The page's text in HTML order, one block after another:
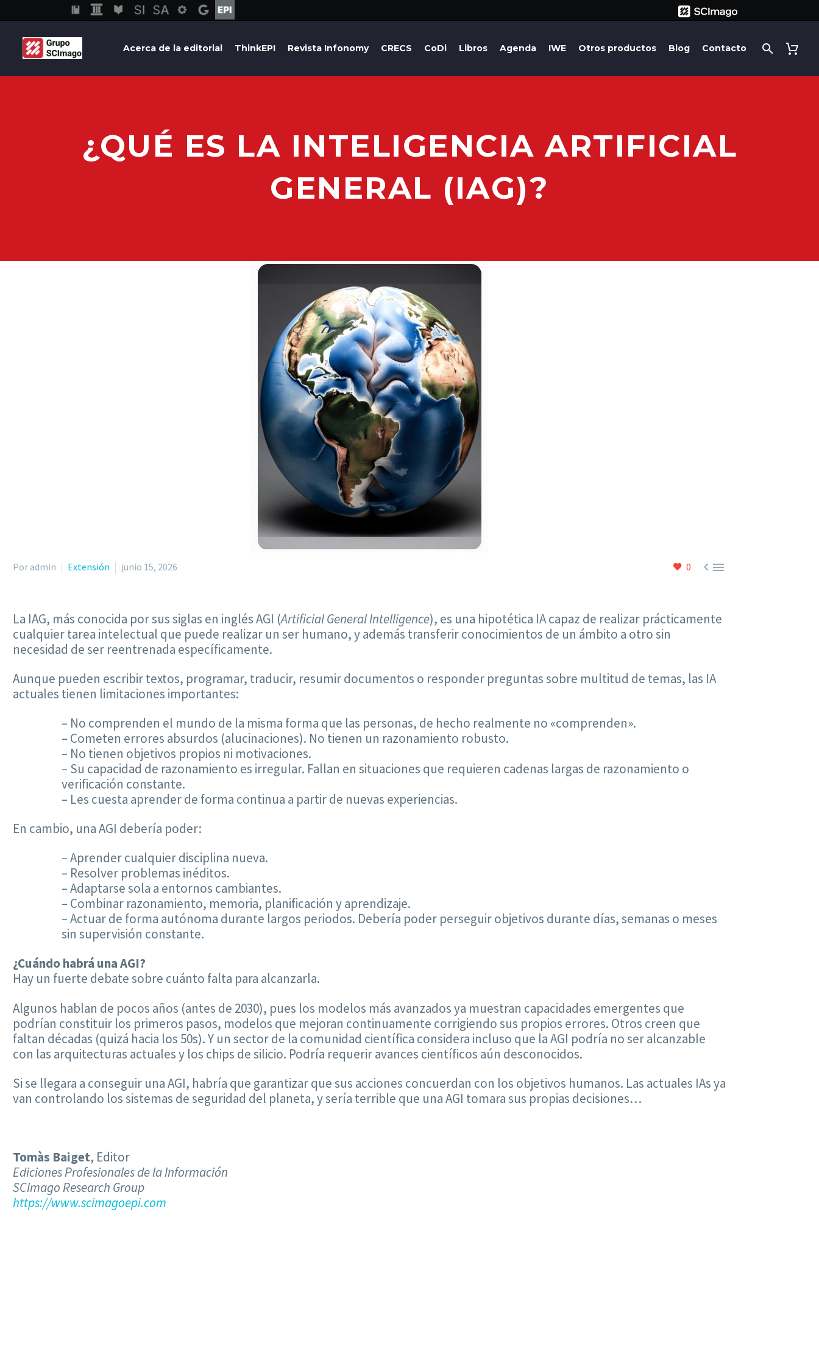
Acerca de la editorial ThinkEPI Revista Infonomy CRECS CoDi Libros Agenda IWE Otros productos Blog Contacto
¿QUÉ ES LA INTELIGENCIA ARTIFICIAL
GENERAL (IAG)?
0 
Por admin Extensión junio 15, 2026
La IAG, más conocida por sus siglas en inglés AGI (Artificial General Intelligence), es una hipotética IA capaz de realizar prácticamente
cualquier tarea intelectual que puede realizar un ser humano, y además transferir conocimientos de un ámbito a otro sin
necesidad de ser reentrenada específicamente.
Aunque pueden escribir textos, programar, traducir, resumir documentos o responder preguntas sobre multitud de temas, las IA
actuales tienen limitaciones importantes:
– No comprenden el mundo de la misma forma que las personas, de hecho realmente no «comprenden».
– Cometen errores absurdos (alucinaciones). No tienen un razonamiento robusto.
– No tienen objetivos propios ni motivaciones.
– Su capacidad de razonamiento es irregular. Fallan en situaciones que requieren cadenas largas de razonamiento o
verificación constante.
– Les cuesta aprender de forma continua a partir de nuevas experiencias.
En cambio, una AGI debería poder:
– Aprender cualquier disciplina nueva.
– Resolver problemas inéditos.
– Adaptarse sola a entornos cambiantes.
– Combinar razonamiento, memoria, planificación y aprendizaje.
– Actuar de forma autónoma durante largos periodos. Debería poder perseguir objetivos durante días, semanas o meses
sin supervisión constante.
¿Cuándo habrá una AGI?
Hay un fuerte debate sobre cuánto falta para alcanzarla.
Algunos hablan de pocos años (antes de 2030), pues los modelos más avanzados ya muestran capacidades emergentes que
podrían constituir los primeros pasos, modelos que mejoran continuamente corrigiendo sus propios errores. Otros creen que
faltan décadas (quizá hacia los 50s). Y un sector de la comunidad científica considera incluso que la AGI podría no ser alcanzable
con las arquitecturas actuales y los chips de silicio. Podría requerir avances científicos aún desconocidos.
Si se llegara a conseguir una AGI, habría que garantizar que sus acciones concuerdan con los objetivos humanos. Las actuales IAs ya
van controlando los sistemas de seguridad del planeta, y sería terrible que una AGI tomara sus propias decisiones…
Tomàs Baiget, Editor
Ediciones Profesionales de la Información
SCImago Research Group
https://www.scimagoepi.com